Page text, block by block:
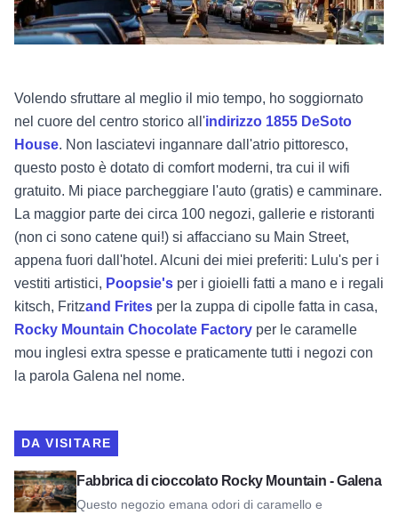
Volendo sfruttare al meglio il mio tempo, ho soggiornato
nel cuore del centro storico all'indirizzo 1855 DeSoto
House. Non lasciatevi ingannare dall'atrio pittoresco,
questo posto è dotato di comfort moderni, tra cui il wifi
gratuito. Mi piace parcheggiare l'auto (gratis) e camminare.
La maggior parte dei circa 100 negozi, gallerie e ristoranti
(non ci sono catene qui!) si affacciano su Main Street,
appena fuori dall'hotel. Alcuni dei miei preferiti: Lulu's per i
vestiti artistici, Poopsie's per i gioielli fatti a mano e i regali
kitsch, Fritzand Frites per la zuppa di cipolle fatta in casa,
Rocky Mountain Chocolate Factory per le caramelle
mou inglesi extra spesse e praticamente tutti i negozi con
la parola Galena nel nome.
DA VISITARE
Fabbrica di cioccolato Rocky Mountain - Galena
Questo negozio emana odori di caramello e
Visualizza la Fabbrica di cioccolato Rocky Mountain -